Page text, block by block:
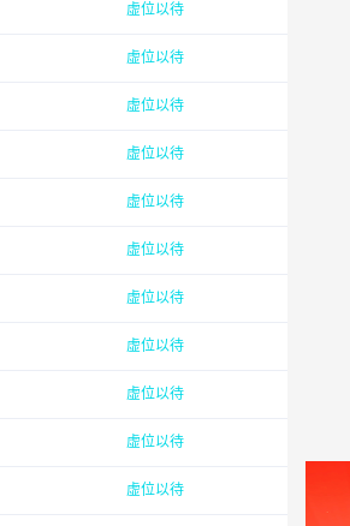
虚位以待
虚位以待
虚位以待
虚位以待
虚位以待
虚位以待
虚位以待
虚位以待
虚位以待
虚位以待
虚位以待